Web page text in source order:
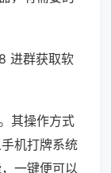
进群获取软
其操作方式
机打牌系统
一键便可以